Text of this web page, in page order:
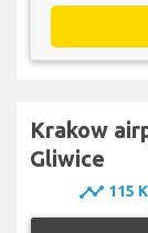
Krakow
Gliwice
timeline 115